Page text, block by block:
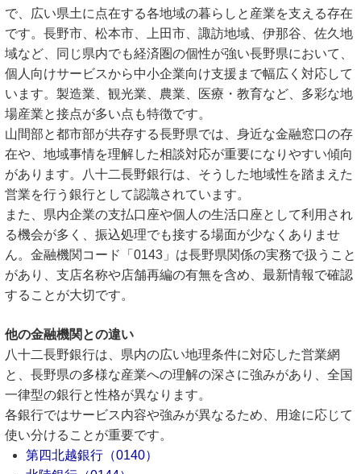
で、広い県土に点在する各地域の暮らしと産業を支える存在
です。長野市、松本市、上田市、諏訪地域、伊那谷、佐久地
域など、同じ県内でも経済圏の個性が強い長野県において、
個人向けサービスから中小企業向け支援まで幅広く対応して
います。製造業、観光業、農業、医療・教育など、多彩な地
場産業と接点が多い点も特徴です。
山間部と都市部が共存する長野県では、身近な金融窓口の存
在や、地域事情を理解した相談対応が重要になりやすい傾向
があります。八十二長野銀行は、そうした地域性を踏まえた
営業を行う銀行として認識されています。
また、県内企業の支払口座や個人の生活口座として利用され
る機会が多く、振込処理でも接する場面が少なくありませ
ん。金融機関コード「0143」は長野県関係の実務で扱うこと
があり、支店名称や店舗再編の有無を含め、最新情報で確認
することが大切です。
他の金融機関との違い
八十二長野銀行は、県内の広い地理条件に対応した営業網
と、長野県の多様な産業への理解の深さに強みがあり、全国
一律型の銀行と性格が異なります。
各銀行ではサービス内容や強みが異なるため、用途に応じて
使い分けることが重要です。
第四北越銀行（0140）